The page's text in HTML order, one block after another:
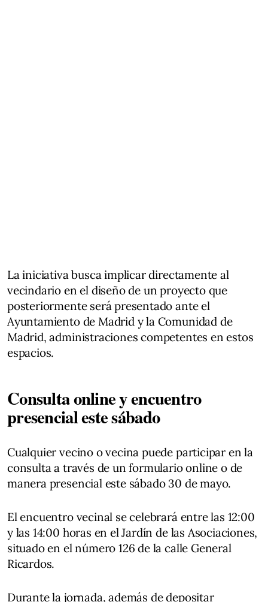
La iniciativa busca implicar directamente al
vecindario en el diseño de un proyecto que
posteriormente será presentado ante el
Ayuntamiento de Madrid y la Comunidad de
Madrid, administraciones competentes en estos
espacios.
Consulta online y encuentro
presencial este sábado
Cualquier vecino o vecina puede participar en la
consulta a través de un formulario online o de
manera presencial este sábado 30 de mayo.
El encuentro vecinal se celebrará entre las 12:00
y las 14:00 horas en el Jardín de las Asociaciones,
situado en el número 126 de la calle General
Ricardos.
Durante la jornada, además de depositar